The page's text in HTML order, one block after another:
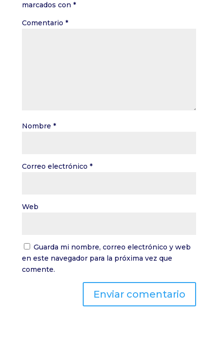
marcados con *
Comentario *
Nombre *
Correo electrónico *
Web
Guarda mi nombre, correo electrónico y web
en este navegador para la próxima vez que
comente.